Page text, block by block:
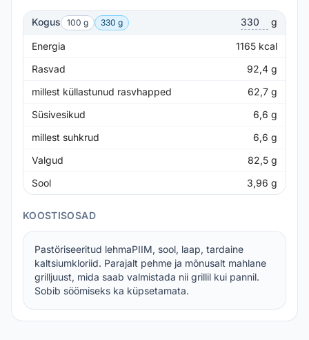
Kogus 100 g 330 g g
Energia 1165 kcal
Rasvad
92,4 g
millest küllastunud rasvhapped
62,7 g
Süsivesikud
6,6 g
millest suhkrud
6,6 g
Valgud
82,5 g
Sool
3,96 g
KOOSTISOSAD
Pastöriseeritud lehmaPIIM, sool, laap, tardaine
kaltsiumkloriid. Parajalt pehme ja mõnusalt mahlane
grilljuust, mida saab valmistada nii grillil kui pannil.
Sobib söömiseks ka küpsetamata.